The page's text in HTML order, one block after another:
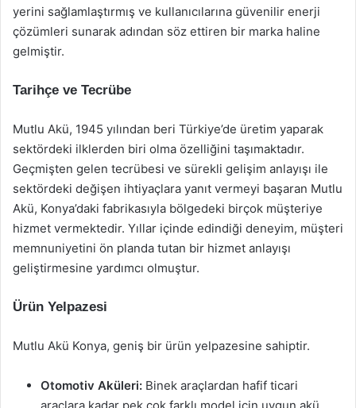
yerini sağlamlaştırmış ve kullanıcılarına güvenilir enerji
çözümleri sunarak adından söz ettiren bir marka haline
gelmiştir.
Tarihçe ve Tecrübe
Mutlu Akü, 1945 yılından beri Türkiye’de üretim yaparak
sektördeki ilklerden biri olma özelliğini taşımaktadır.
Geçmişten gelen tecrübesi ve sürekli gelişim anlayışı ile
sektördeki değişen ihtiyaçlara yanıt vermeyi başaran Mutlu
Akü, Konya’daki fabrikasıyla bölgedeki birçok müşteriye
hizmet vermektedir. Yıllar içinde edindiği deneyim, müşteri
memnuniyetini ön planda tutan bir hizmet anlayışı
geliştirmesine yardımcı olmuştur.
Ürün Yelpazesi
Mutlu Akü Konya, geniş bir ürün yelpazesine sahiptir.
Otomotiv Aküleri: Binek araçlardan hafif ticari